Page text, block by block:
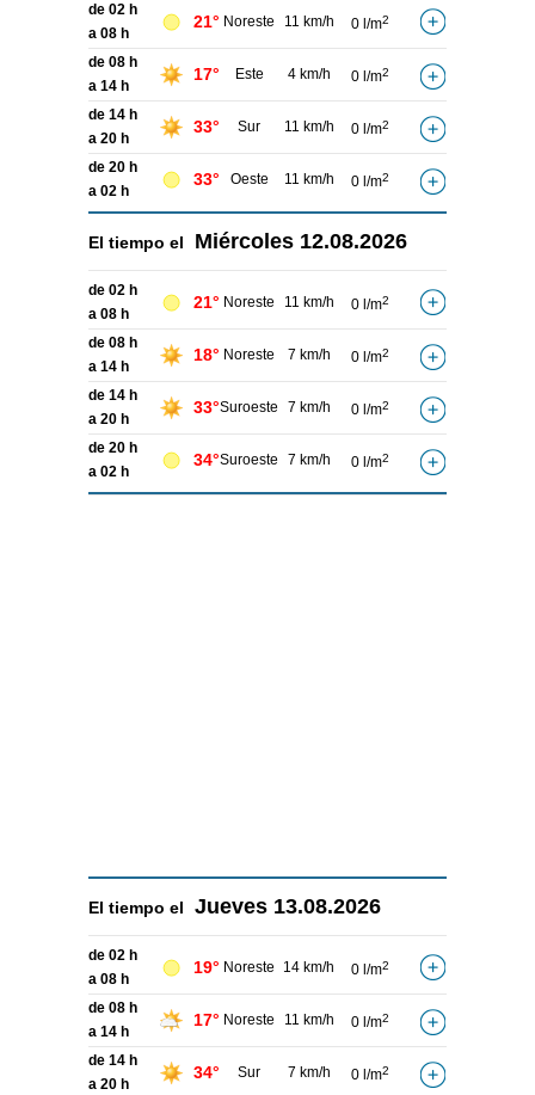
de 02 h
a 08 h
21° Noreste 11 km/h 0 l/m2
de 08 h
a 14 h
17° Este 4 km/h 0 l/m2
de 14 h
a 20 h
33° Sur 11 km/h 0 l/m2
de 20 h
a 02 h
33° Oeste 11 km/h 0 l/m2
El tiempo el Miércoles 12.08.2026
de 02 h
a 08 h
21° Noreste 11 km/h 0 l/m2
de 08 h
a 14 h
18° Noreste 7 km/h 0 l/m2
de 14 h
a 20 h
33°Suroeste 7 km/h 0 l/m2
de 20 h
a 02 h
34°Suroeste 7 km/h 0 l/m2
El tiempo el Jueves 13.08.2026
de 02 h
a 08 h
19° Noreste 14 km/h 0 l/m2
de 08 h
a 14 h
17° Noreste 11 km/h 0 l/m2
de 14 h
a 20 h
34° Sur 7 km/h 0 l/m2